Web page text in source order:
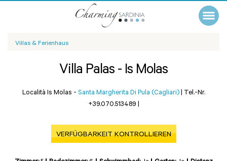
Villas & Ferienhaus
Villa Palas - Is Molas
Località Is Molas - Santa Margherita Di Pula (Cagliari) | Tel.-Nr.
+39.070.513489 |
VERFÜGBARKEIT KONTROLLIEREN